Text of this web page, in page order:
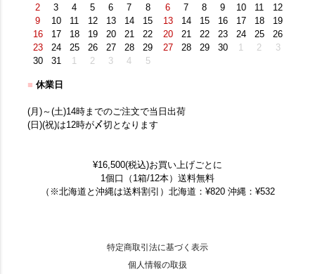
2
3 4 5 6 7
8
9
10 11 12 13 14
15
16
17 18 19 20 21
22
23
24 25 26 27 28
29
30
31 1 2 3 4 5
6
7 8 9 10 11
12
13
14 15 16 17 18
19
20
21 22 23 24 25
26
27
28 29 30 1 2 3
■ 休業日
(月)～(土)14時までのご注文で当日出荷
(日)(祝)は12時が〆切となります
¥16,500(税込)お買い上げごとに
1個口（1箱/12本）送料無料
（※北海道と沖縄は送料割引）北海道：¥820 沖縄：¥532
特定商取引法に基づく表示
個人情報の取扱